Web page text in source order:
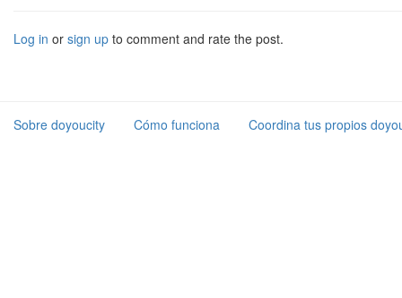
Log in or sign up to comment and rate the post.
Sobre doyoucity Cómo funciona Coordina tus propios